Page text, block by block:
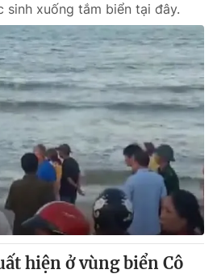
sinh xuống tắm biển tại đây.
hiện ở vùng biển Cô